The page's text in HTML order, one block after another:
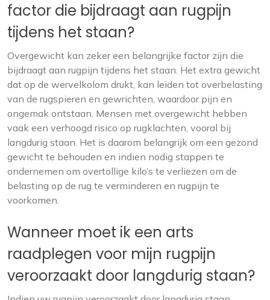
factor die bijdraagt aan rugpijn
tijdens het staan?
Overgewicht kan zeker een belangrijke factor zijn die
bijdraagt aan rugpijn tijdens het staan. Het extra gewicht
dat op de wervelkolom drukt, kan leiden tot overbelasting
van de rugspieren en gewrichten, waardoor pijn en
ongemak ontstaan. Mensen met overgewicht hebben
vaak een verhoogd risico op rugklachten, vooral bij
langdurig staan. Het is daarom belangrijk om een gezond
gewicht te behouden en indien nodig stappen te
ondernemen om overtollige kilo’s te verliezen om de
belasting op de rug te verminderen en rugpijn te
voorkomen.
Wanneer moet ik een arts
raadplegen voor mijn rugpijn
veroorzaakt door langdurig staan?